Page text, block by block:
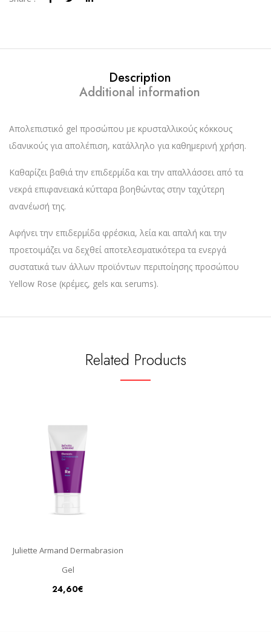
Description
Additional information
Απολεπιστικό gel προσώπου με κρυσταλλικούς κόκκους
ιδανικούς για απολέπιση, κατάλληλο για καθημερινή χρήση.
Καθαρίζει βαθιά την επιδερμίδα και την απαλλάσσει από τα
νεκρά επιφανειακά κύτταρα βοηθώντας στην ταχύτερη
ανανέωσή της.
Αφήνει την επιδερμίδα φρέσκια, λεία και απαλή και την
προετοιμάζει να δεχθεί αποτελεσματικότερα τα ενεργά
συστατικά των άλλων προϊόντων περιποίησης προσώπου
Yellow Rose (κρέμες, gels και serums).
Related Products
Juliette Armand Dermabrasion
Gel
24,60€